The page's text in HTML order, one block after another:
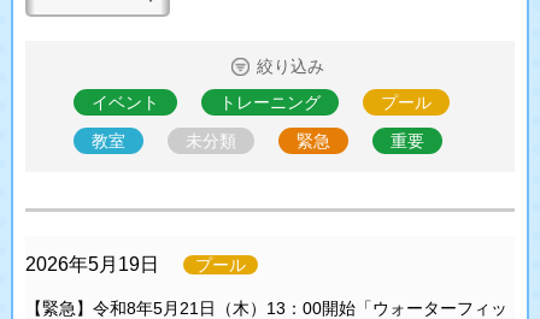
絞り込み
イベント
トレーニング
プール
教室
未分類 緊急 重要
2026年5月19日 プール
【緊急】令和8年5月21日（木）13：00開始「ウォーターフィッ